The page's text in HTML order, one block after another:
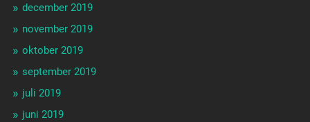
december 2019
november 2019
oktober 2019
september 2019
juli 2019
juni 2019